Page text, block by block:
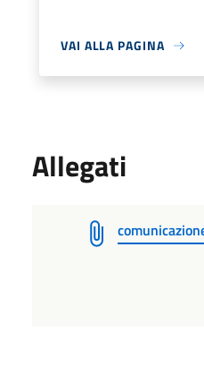
VAI ALLA PAGINA
Allegati